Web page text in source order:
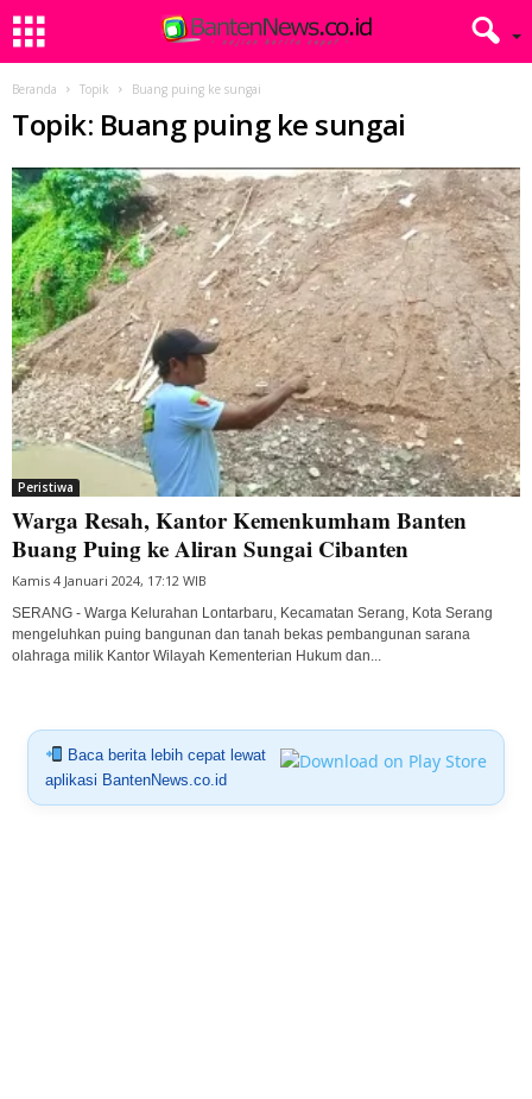
Beranda Topik Buang puing ke sungai
Topik: Buang puing ke sungai
Peristiwa
Warga Resah, Kantor Kemenkumham Banten
Buang Puing ke Aliran Sungai Cibanten
Kamis 4 Januari 2024, 17:12 WIB
SERANG - Warga Kelurahan Lontarbaru, Kecamatan Serang, Kota Serang
mengeluhkan puing bangunan dan tanah bekas pembangunan sarana
olahraga milik Kantor Wilayah Kementerian Hukum dan...
Baca berita lebih cepat lewat
aplikasi BantenNews.co.id